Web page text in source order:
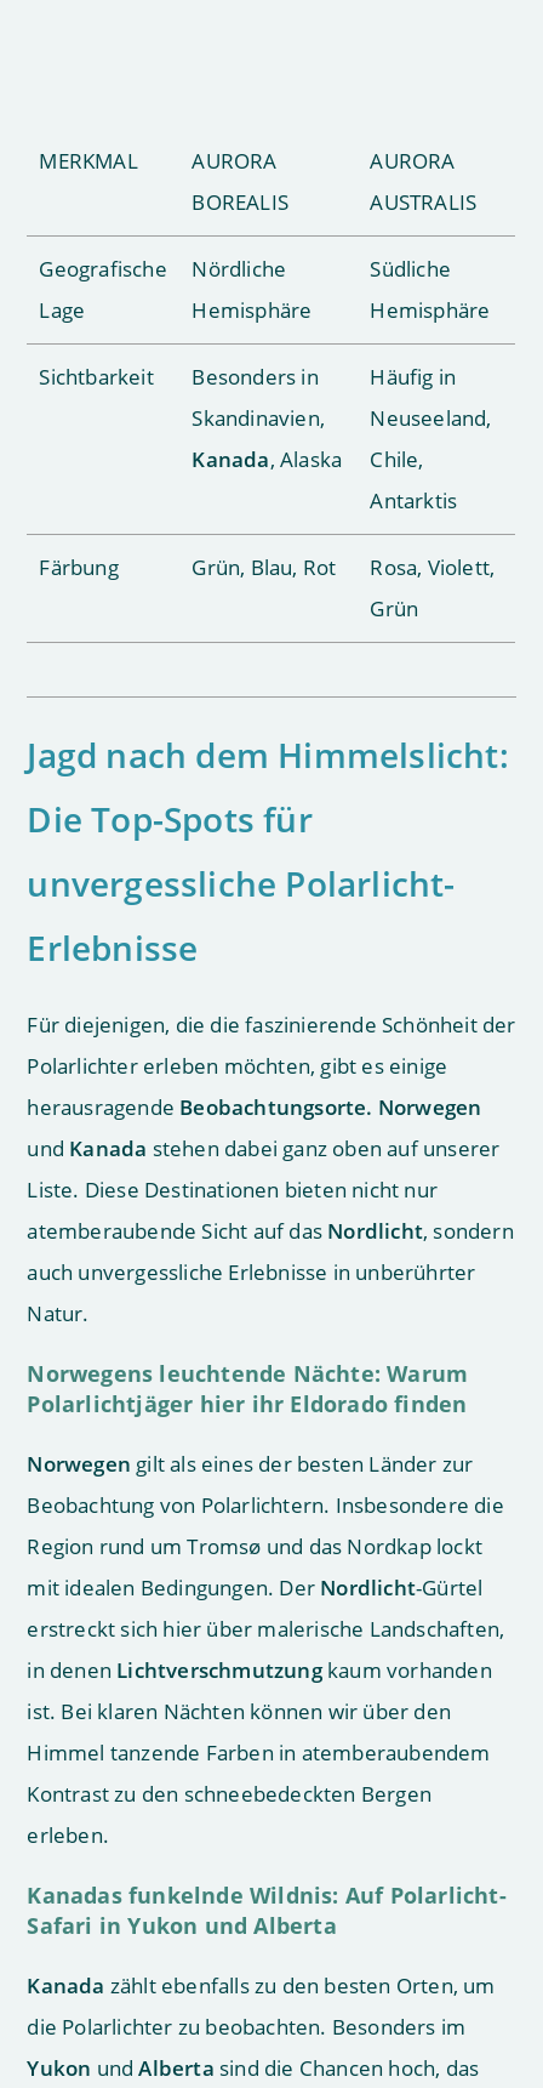
MERKMAL
AURORA
BOREALIS
AURORA
AUSTRALIS
Geografische
Lage
Nördliche
Hemisphäre
Südliche
Hemisphäre
Sichtbarkeit
Besonders in
Skandinavien,
Kanada, Alaska
Häufig in
Neuseeland,
Chile,
Antarktis
Färbung Grün, Blau, Rot
Rosa, Violett,
Grün
Jagd nach dem Himmelslicht:
Die Top-Spots für
unvergessliche Polarlicht-
Erlebnisse
Für diejenigen, die die faszinierende Schönheit der
Polarlichter erleben möchten, gibt es einige
herausragende Beobachtungsorte. Norwegen
und Kanada stehen dabei ganz oben auf unserer
Liste. Diese Destinationen bieten nicht nur
atemberaubende Sicht auf das Nordlicht, sondern
auch unvergessliche Erlebnisse in unberührter
Natur.
Norwegens leuchtende Nächte: Warum
Polarlichtjäger hier ihr Eldorado finden
Norwegen gilt als eines der besten Länder zur
Beobachtung von Polarlichtern. Insbesondere die
Region rund um Tromsø und das Nordkap lockt
mit idealen Bedingungen. Der Nordlicht-Gürtel
erstreckt sich hier über malerische Landschaften,
in denen Lichtverschmutzungkaum vorhanden
ist. Bei klaren Nächten können wir über den
Himmel tanzende Farben in atemberaubendem
Kontrast zu den schneebedeckten Bergen
erleben.
Kanadas funkelnde Wildnis: Auf Polarlicht-
Safari in Yukon und Alberta
Kanada zählt ebenfalls zu den besten Orten, um
die Polarlichter zu beobachten. Besonders im
Yukon undAlberta sind die Chancen hoch, das